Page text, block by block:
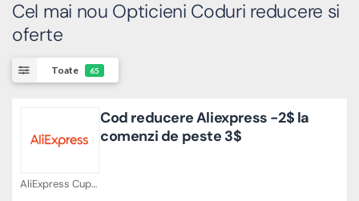
Cel mai nou Opticieni Coduri reducere si
oferte
Toate 65
AliExpress Cupoane
Cod reducere Aliexpress -2$ la
comenzi de peste 3$